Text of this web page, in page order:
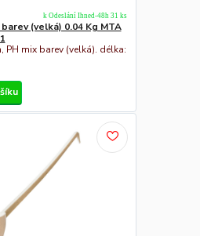
(velká) 0.04 Kg MTA
PH mix barev (velká). délka:
k Odeslání Ihned-48h 31 ks